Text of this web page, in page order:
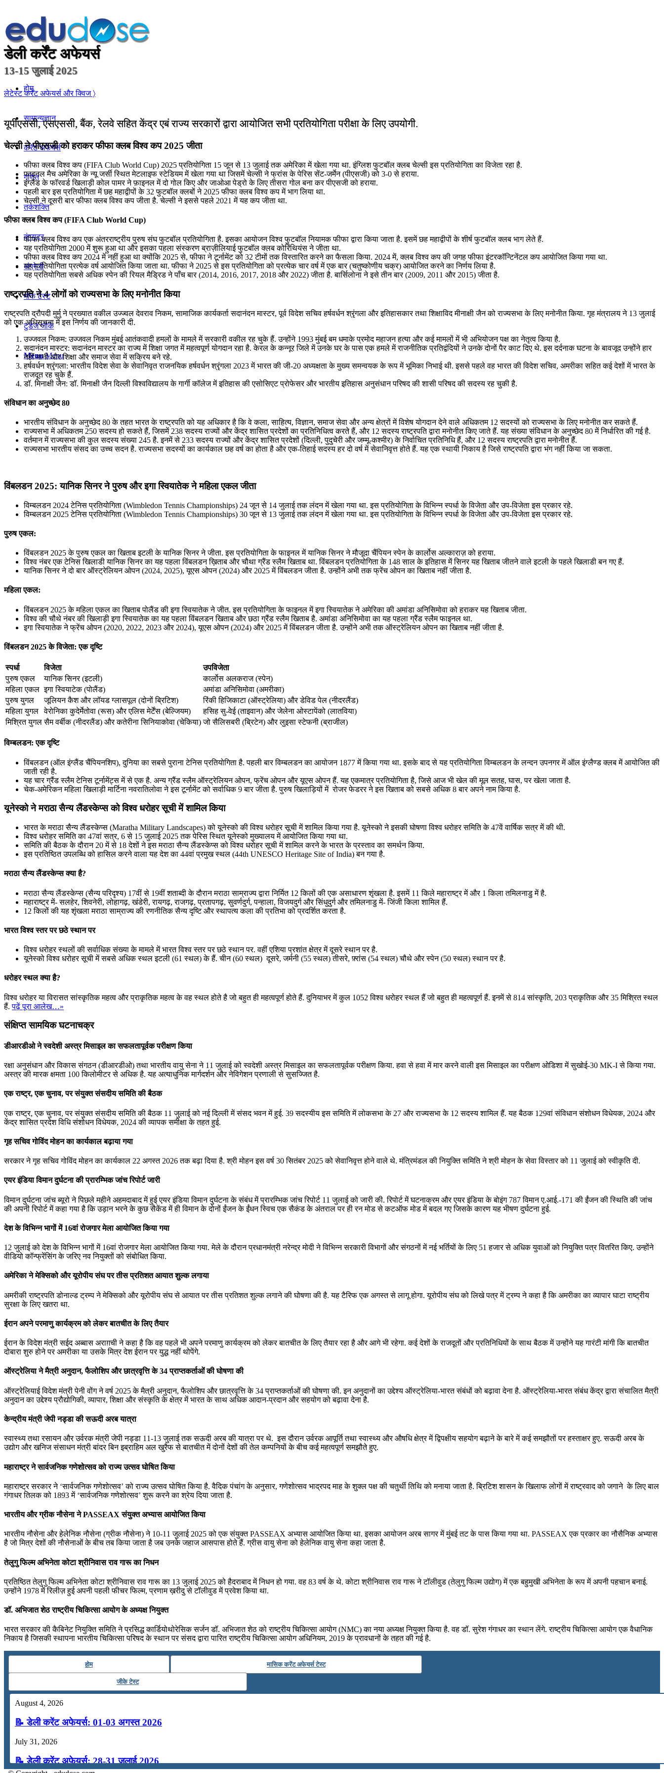
होम
सामान्यज्ञान
करेंट अफेयर्स
गणित
तर्कशक्ति
कंप्यूटर
अंग्रेजी
मॉक टेस्ट
टुडेज जीके
Menu Menu
डेली कर्रेंट अफेयर्स
13-15 जुलाई 2025
लेटेस्ट कर्रेंट अफेयर्स और क्विज 〉
यूपीएससी, एसएससी, बैंक, रेलवे सहित केंद्र एबं राज्य सरकारों द्वारा आयोजित सभी प्रतियोगिता परीक्षा के लिए उपयोगी.
चेल्सी ने पीएसजी को हराकर फीफा क्लब विश्व कप 2025 जीता
फीफा क्लब विश्व कप (FIFA Club World Cup) 2025 प्रतियोगिता 15 जून से 13 जुलाई तक अमेरिका में खेला गया था. इंग्लिश फुटबॉल क्लब चेल्सी इस प्रतियोगिता का विजेता रहा है.
फाइनल मैच अमेरिका के न्यू जर्सी स्थित मेटलाइफ स्टेडियम में खेला गया था जिसमें चेल्सी ने फ्रांस के पेरिस सेंट-जर्मेन (पीएसजी) को 3-0 से हराया.
इंग्लैंड के फॉरवर्ड खिलाड़ी कोल पामर ने फ़ाइनल में दो गोल किए और जाओआ पेड्रो के लिए तीसरा गोल बना कर पीएसजी को हराया.
पहली बार इस प्रतियोगिता में छह महाद्वीपों के 32 फुटबॉल क्लबों ने 2025 फीफा क्लब विश्व कप में भाग लिया था.
चेल्सी ने दूसरी बार फीफा क्लब विश्व कप जीता है. चेल्सी ने इससे पहले 2021 में यह कप जीता था.
फीफा क्लब विश्व कप (FIFA Club World Cup)
फीफा क्लब विश्व कप एक अंतरराष्ट्रीय पुरुष संघ फुटबॉल प्रतियोगिता है. इसका आयोजन विश्व फुटबॉल नियामक फीफा द्वारा किया जाता है. इसमें छह महाद्वीपों के शीर्ष फुटबॉल क्लब भाग लेते हैं.
यह प्रतियोगिता 2000 में शुरू हुआ था और इसका पहला संस्करण ब्राज़ीलियाई फुटबॉल क्लब कोरिंथियंस ने जीता था.
फीफा क्लब विश्व कप 2024 में नहीं हुआ था क्योंकि 2025 से, फीफा ने टूर्नामेंट को 32 टीमों तक विस्तारित करने का फैसला किया. 2024 में, क्लब विश्व कप की जगह फीफा इंटरकॉन्टिनेंटल कप आयोजित किया गया था.
यह प्रतियोगिता प्रत्येक वर्ष आयोजित किया जाता था. फीफा ने 2025 से इस प्रतियोगिता को प्रत्येक चार वर्ष में एक बार (चतुष्कोणीय चक्र) आयोजित करने का निर्णय लिया है.
यह प्रतियोगिता सबसे अधिक स्पेन की रियल मैड्रिड ने पाँच बार (2014, 2016, 2017, 2018 और 2022) जीता है. बार्सिलोना ने इसे तीन बार (2009, 2011 और 2015) जीता है.
राष्ट्रपति ने 4 लोगों को राज्यसभा के लिए मनोनीत किया
राष्ट्रपति द्रौपदी मुर्मु ने प्रख्यात वकील उज्ज्वल देवराव निकम, सामाजिक कार्यकर्ता सदानंदन मास्टर, पूर्व विदेश सचिव हर्षवर्धन श्रृंगला और इतिहासकार तथा शिक्षाविद मीनाक्षी जैन को राज्यसभा के लिए मनोनीत किया. गृह मंत्रालय ने 13 जुलाई
को एक अधिसूचना में इस निर्णय की जानकारी दी.
उज्जवल निकम: उज्जवल निकम मुंबई आतंकवादी हमलों के मामले में सरकारी वकील रह चुके हैं. उन्होंने 1993 मुंबई बम धमाके प्रमोद महाजन हत्या और कई मामलों में भी अभियोजन पक्ष का नेतृत्व किया है.
सदानंदन मास्टर: सदानंदन मास्टर का राज्य में शिक्षा जगत में महत्वपूर्ण योगदान रहा है. केरल के कन्नूर जिले में उनके घर के पास एक हमले में राजनीतिक प्रतिद्वंदियों ने उनके दोनों पैर काट दिए थे. इस दर्दनाक घटना के बावजूद उन्होंने हार
नहीं मानी और शिक्षा और समाज सेवा में सक्रिय बने रहे.
हर्षवर्धन श्रृंगला: भारतीय विदेश सेवा के सेवानिवृत राजनयिक हर्षवर्धन श्रृंगला 2023 में भारत की जी-20 अध्यक्षता के मुख्य समन्वयक के रूप में भूमिका निभाई थी. इससे पहले वह भारत की विदेश सचिव, अमरीका सहित कई देशों में भारत के
राजदूत रह चुके हैं.
डॉ. मिनाक्षी जैन: डॉ. मिनाक्षी जैन दिल्‍ली विश्वविद्यालय के गार्गी कॉलेज में इतिहास की एसोसिएट प्रोफेसर और भारतीय इतिहास अनुसंधान परिषद की शासी परिषद की सदस्य रह चुकी है.
संविधान का अनुच्छेद 80
भारतीय संविधान के अनुच्छेद 80 के तहत भारत के राष्ट्रपति को यह अधिकार है कि वे कला, साहित्य, विज्ञान, समाज सेवा और अन्य क्षेत्रों में विशेष योगदान देने वाले अधिकतम 12 सदस्यों को राज्यसभा के लिए मनोनीत कर सकते हैं.
राज्‍यसभा में अधिकतम 250 सदस्‍य हो सकते हैं, जिसमें 238 सदस्य राज्यों और केंद्र शासित प्रदेशों का प्रतिनिधित्व करते हैं, और 12 सदस्य राष्ट्रपति द्वारा मनोनीत किए जाते हैं. यह संख्या संविधान के अनुच्छेद 80 में निर्धारित की गई है.
वर्तमान में राज्यसभा की कुल सदस्य संख्या 245 है. इनमें से 233 सदस्य राज्यों और केंद्र शासित प्रदेशों (दिल्ली, पुदुचेरी और जम्मू-कश्मीर) के निर्वाचित प्रतिनिधि हैं, और 12 सदस्य राष्ट्रपति द्वारा मनोनीत हैं.
राज्यसभा भारतीय संसद का उच्च सदन है. राज्यसभा सदस्यों का कार्यकाल छह वर्ष का होता है और एक-तिहाई सदस्य हर दो वर्ष में सेवानिवृत्त होते हैं. यह एक स्थायी निकाय है जिसे राष्ट्रपति द्वारा भंग नहीं किया जा सकता.
विंबलडन 2025: यानिक सिनर ने पुरुष और इगा स्वियातेक ने महिला एकल जीता
विम्बलडन 2024 टेनिस प्रतियोगिता (Wimbledon Tennis Championships) 24 जून से 14 जुलाई तक लंदन में खेला गया था. इस प्रतियोगिता के विभिन्न स्पर्धा के विजेता और उप-विजेता इस प्रकार रहे.
विम्बलडन 2025 टेनिस प्रतियोगिता (Wimbledon Tennis Championships) 30 जून से 13 जुलाई तक लंदन में खेला गया था. इस प्रतियोगिता के विभिन्न स्पर्धा के विजेता और उप-विजेता इस प्रकार रहे.
पुरुष एकल:
विंबलडन 2025 के पुरुष एकल का खिताब इटली के यानिक सिनर ने जीता. इस प्रतियोगिता के फाइनल में यानिक सिनर ने मौजूदा चैंपियन स्पेन के कार्लोस अल्काराज़ को हराया.
विश्व नंबर एक टेनिस खिलाडी यानिक सिनर का यह पहला विंबलडन ख़िताब और चौथा ग्रैंड स्लैम खिताब था. विंबलडन प्रतियोगिता के 148 साल के इतिहास में सिनर यह खिताब जीतने वाले इटली के पहले खिलाडी बन गए हैं.
यानिक सिनर ने दो बार ऑस्ट्रेलियन ओपन (2024, 2025), यूएस ओपन (2024) और 2025 में विंबलडन जीता है. उन्होंने अभी तक फ्रेंच ओपन का खिताब नहीं जीता है.
महिला एकल:
विंबलडन 2025 के महिला एकल का खिताब पोलैंड की इगा स्वियातेक ने जीत. इस प्रतियोगिता के फाइनल में इगा स्वियातेक ने अमेरिका की अमांडा अनिसिमोवा को हराकर यह खिताब जीता.
विश्व की चौथे नंबर की खिलाड़ी इगा स्वियातेक का यह पहला विंबलडन खिताब और छठा ग्रैंड स्लैम खिताब है. अमांडा अनिसिमोवा का यह पहला ग्रैंड स्लैम फाइनल था.
इगा स्वियातेक ने फ्रेंच ओपन (2020, 2022, 2023 और 2024), यूएस ओपन (2024) और 2025 में विंबलडन जीता है. उन्होंने अभी तक ऑस्ट्रेलियन ओपन का खिताब नहीं जीता है.
विंबलडन 2025 के विजेता: एक दृष्टि
स्पर्धा विजेता
उपविजेता
पुरुष एकल
यानिक सिनर (इटली)
कार्लोस अलकराज (स्पेन)
महिला एकल इगा स्वियाटेक (पोलैंड)
अमांडा अनिसिमोवा (अमरीका)
पुरुष युगल
जूलियन कैश और लॉयड ग्लासपूल (दोनों ब्रिटिश)
रिंकी हिजिकाटा (ऑस्ट्रेलिया) और डेविड पेल (नीदरलैंड)
महिला युगल
वेरोनिका कुदेर्मेतोवा (रूस) और एलिस मेर्टेंस (बेल्जियम)
हसिह सु-वेई (ताइवान) और जेलेना ओस्टापेंको (लातविया)
मिश्रित युगल सैम वर्बीक (नीदरलैंड) और कतेरीना सिनियाकोवा (चेकिया) जो सैलिसबरी (ब्रिटेन) और लुइसा स्टेफनी (ब्राजील)
विम्बलडन: एक दृष्टि
विंबलडन (ऑल इंग्लैंड चैंपियनशिप), दुनिया का सबसे पुराना टेनिस प्रतियोगिता है. पहली बार विम्बलडन का आयोजन 1877 में किया गया था. इसके बाद से यह प्रतियोगिता विम्बलडन के लन्दन उपनगर में ऑल इंग्लैण्ड क्लब में आयोजित की
जाती रही है.
यह चार ग्रैंड स्लैम टेनिस टूर्नामेंट्स में से एक है. अन्य ग्रैंड स्लैम ऑस्ट्रेलियन ओपन, फ्रेंच ओपन और यूएस ओपन हैं. यह एकमात्र प्रतियोगिता है, जिसे आज भी खेल की मूल सतह, घास, पर खेला जाता है.
चेक-अमेरिकन महिला खिलाड़ी मार्टिना नवरातिलोवा ने इस टूर्नामेंट को सर्वाधिक 9 बार जीता है. पुरुष खिलाड़ियों में रोजर फेडरर ने इस खिताब को सबसे अधिक 8 बार अपने नाम किया है.
यूनेस्को ने मराठा सैन्य लैंडस्केप्स को विश्व धरोहर सूची में शामिल किया
भारत के मराठा सैन्य लैंडस्केप्स (Maratha Military Landscapes) को यूनेस्को की विश्व धरोहर सूची में शामिल किया गया है. यूनेस्को ने इसकी घोषणा विश्व धरोहर समिति के 47वें वार्षिक सत्र में की थी.
विश्व धरोहर समिति का 47वां सत्र, 6 से 15 जुलाई 2025 तक पेरिस स्थित यूनेस्को मुख्यालय में आयोजित किया गया था.
समिति की बैठक के दौरान 20 में से 18 देशों ने इस मराठा सैन्य लैंडस्केप्स को विश्व धरोहर सूची में शामिल करने के भारत के प्रस्ताव का समर्थन किया.
इस प्रतिष्ठित उपलब्धि को हासिल करने वाला यह देश का 44वां प्रमुख स्थल (44th UNESCO Heritage Site of India) बन गया है.
मराठा सैन्य लैंडस्केप्स क्या है?
मराठा सैन्य लैंडस्केप्स (सैन्य परिदृश्य) 17वीं से 19वीं शताब्दी के दौरान मराठा साम्राज्य द्वारा निर्मित 12 किलों की एक असाधारण शृंखला है. इसमें 11 किले महाराष्ट्र में और 1 किला तमिलनाडु में है.
महाराष्ट्र में- सलहेर, शिवनेरी, लोहागढ़, खंडेरी, रायगढ़, राजगढ़, प्रतापगढ़, सुवर्णदुर्ग, पन्हाला, विजयदुर्ग और सिंधुदुर्ग और तमिलनाडु में- जिंजी किला शामिल हैं.
12 किलों की यह शृंखला मराठा साम्राज्य की रणनीतिक सैन्य दृष्टि और स्थापत्य कला की प्रतिभा को प्रदर्शित करता है.
भारत विश्व स्तर पर छठे स्थान पर
विश्व धरोहर स्थलों की सर्वाधिक संख्या के मामले में भारत विश्व स्तर पर छठे स्थान पर. वहीं एशिया प्रशांत क्षेत्र में दूसरे स्थान पर है.
यूनेस्को विश्व धरोहर सूची में सबसे अधिक स्थल इटली (61 स्थल) के हैं. चीन (60 स्थल) दूसरे, जर्मनी (55 स्थल) तीसरे, फ़्रांस (54 स्थल) चौथे और स्पेन (50 स्थल) स्थान पर है.
धरोहर स्थल क्या है?
विश्व धरोहर या विरासत सांस्कृतिक महत्व और प्राकृतिक महत्व के वह स्थल होते है जो बहुत ही महत्वपूर्ण होते हैं. दुनियाभर में कुल 1052 विश्व धरोहर स्थल हैं जो बहुत ही महत्वपूर्ण हैं. इनमें से 814 सांस्कृति, 203 प्राकृतिक और 35 मिश्रित स्थल
हैं.पढ़ें पूरा आलेख…»
संक्षिप्त सामयिक घटनाचक्र
डीआरडीओ ने स्वदेशी अस्त्र मिसाइल का सफलतापूर्वक परीक्षण किया
रक्षा अनुसंधान और विकास संगठन (डीआरडीओ) तथा भारतीय वायु सेना ने 11 जुलाई को स्वदेशी अस्त्र मिसाइल का सफलतापूर्वक परीक्षण किया. हवा से हवा में मार करने वाली इस मिसाइल का परीक्षण ओडिशा में सुखोई-30 MK-I से किया गया.
अस्त्र की मारक क्षमता 100 किलोमीटर से अधिक है. यह अत्याधुनिक मार्गदर्शन और नेविगेशन प्रणाली से सुसज्जित है.
एक राष्ट्र, एक चुनाव, पर संयुक्त संसदीय समिति की बैठक
एक राष्ट्र, एक चुनाव, पर संयुक्त संसदीय समिति की बैठक 11 जुलाई को नई दिल्ली में संसद भवन में हुई. 39 सदस्यीय इस समिति में लोकसभा के 27 और राज्यसभा के 12 सदस्य शामिल हैं. यह बैठक 129वां संविधान संशोधन विधेयक, 2024 और
केंद्र शासित प्रदेश विधि संशोधन विधेयक, 2024 की व्यापक समीक्षा के तहत हुई.
गृह सचिव गोविंद मोहन का कार्यकाल बढ़ाया गया
सरकार ने गृह सचिव गोविंद मोहन का कार्यकाल 22 अगस्त 2026 तक बढ़ा दिया है. श्री मोहन इस वर्ष 30 सितंबर 2025 को सेवानिवृत्त होने वाले थे. मंत्रिमंडल की नियुक्ति समिति ने श्री मोहन के सेवा विस्तार को 11 जुलाई को स्‍वीकृति दी.
एयर इंडिया विमान दुर्घटना की प्रारम्भिक जांच रिपोर्ट जारी
विमान दुर्घटना जांच ब्‍यूरो ने पिछले महीने अहमदाबाद में हुई एयर इंडिया विमान दुर्घटना के संबंध में प्रारम्भिक जांच रिपोर्ट 11 जुलाई को जारी की. रिपोर्ट में घटनाक्रम और एयर इंडिया के बोइंग 787 विमान ए.आई.-171 की ईंजन की स्थिति की जांच
की अपनी रिपोर्ट में कहा गया है कि उड़ान भरने के कुछ सैकेंड में ही विमान के दोनों ईंजन के ईंधन स्विच एक सैकंड के अंतराल पर ही रन मोड से कटऑफ मोड में बदल गए जिसके कारण यह भीषण दुर्घटना हुई.
देश के विभिन्‍न भागों में 16वां रोजगार मेला आयोजित किया गया
12 जुलाई को देश के विभिन्‍न भागों में 16वां रोजगार मेला आयोजित किया गया. मेले के दौरान प्रधानमंत्री नरेन्‍द्र मोदी ने विभिन्‍न सरकारी विभागों और संगठनों में नई भर्तियों के लिए 51 हजार से अधिक युवाओं को नियुक्ति पत्र वितरित किए. उन्होंने
वीडियो कॉन्‍फ्रेंसिंग के जरिए नव नियुक्‍तों को संबोधित किया.
अमेरिका ने मेक्सिको और यूरोपीय संघ पर तीस प्रतिशत आयात शुल्‍क लगाया
अमरीकी राष्ट्रपति डोनाल्ड ट्रम्प ने मेक्सिको और यूरोपीय संघ से आयात पर तीस प्रतिशत शुल्‍क लगाने की घोषणा की है. यह टैरिफ एक अगस्त से लागू होगा. यूरोपीय संघ को लिखे पत्र में ट्रम्प ने कहा है कि अमरीका का व्यापार घाटा राष्ट्रीय
सुरक्षा के लिए खतरा था.
ईरान अपने परमाणु कार्यक्रम को लेकर बातचीत के लिए तैयार
ईरान के विदेश मंत्री सईद अब्बास अराग़ची ने कहा है कि वह पहले भी अपने परमाणु कार्यक्रम को लेकर बातचीत के लिए तैयार रहा है और आगे भी रहेगा. कई देशों के राजदूतों और प्रतिनिधियों के साथ बैठक में उन्होंने यह गारंटी मांगी कि बातचीत
दोबारा शुरु होने पर अमरीका या उसके मित्र देश ईरान पर युद्ध नहीं थोपेंगे.
ऑस्ट्रेलिया ने मैत्री अनुदान, फैलोशिप और छात्रवृत्ति के 34 प्राप्तकर्ताओं की घोषणा की
ऑस्ट्रेलियाई विदेश मंत्री पेनी वोंग ने वर्ष 2025 के मैत्री अनुदान, फैलोशिप और छात्रवृत्ति के 34 प्राप्तकर्ताओं की घोषणा की. इन अनुदानों का उद्देश्य ऑस्ट्रेलिया-भारत संबंधों को बढ़ावा देना है. ऑस्ट्रेलिया-भारत संबंध केंद्र द्वारा संचालित मैत्री
अनुदान का उद्देश्य प्रौद्योगिकी, व्यापार, शिक्षा और संस्कृति के क्षेत्र में भारत के साथ अधिक आदान-प्रदान और सहयोग को बढ़ावा देना है.
केन्द्रीय मंत्री जेपी नड्डा की सऊदी अरब यात्रा
स्‍वास्‍थ्‍य तथा रसायन और उर्वरक मंत्री जेपी नड्डा 11-13 जुलाई तक सऊदी अरब की यात्रा पर थे. इस दौरान उर्वरक आपूर्ति तथा स्‍वास्‍थ्‍य और औषधि क्षेत्र में द्विपक्षीय सहयोग बढ़ाने के बारे में कई समझौतों पर हस्ताक्षर हुए. सऊदी अरब के
उद्योग और खनिज संसाधन मंत्री बांदर बिन इब्राहिम अल खुरैफ से बातचीत में दोनों देशों की तेल कम्‍पनियों के बीच कई महत्‍वपूर्ण समझौते हुए.
महाराष्ट्र ने सार्वजनिक गणेशोत्सव को राज्य उत्सव घोषित किया
महाराष्ट्र सरकार ने ‘सार्वजनिक गणेशोत्सव’ को राज्य उत्सव घोषित किया है. वैदिक पंचांग के अनुसार, गणेशोत्सव भाद्रपद माह के शुक्ल पक्ष की चतुर्थी तिथि को मनाया जाता है. ब्रिटिश शासन के खिलाफ लोगों में राष्ट्रवाद को जगाने के लिए बाल
गंगाधर तिलक को 1893 में ‘सार्वजनिक गणेशोत्सव’ शुरू करने का श्रेय दिया जाता है.
भारतीय और ग्रीक नौसेना ने PASSEAX संयुक्त अभ्यास आयोजित किया
भारतीय नौसेना और हेलेनिक नौसेना (ग्रीक नौसेना) ने 10-11 जुलाई 2025 को एक संयुक्त PASSEAX अभ्यास आयोजित किया था. इसका आयोजन अरब सागर में मुंबई तट के पास किया गया था. PASSEAX एक प्रकार का नौसैनिक अभ्यास
है जो मित्र देशों की नौसेनाओं के बीच तब किया जाता है जब उनके जहाज आसपास होते हैं. ग्रीस वायु सेना को हेलेनिक वायु सेना कहा जाता है.
तेलुगु फिल्म अभिनेता कोटा श्रीनिवास राव गारू का निधन
प्रतिष्ठित तेलुगु फिल्म अभिनेता कोटा श्रीनिवास राव गारू का 13 जुलाई 2025 को हैदराबाद में निधन हो गया. वह 83 वर्ष के थे. कोटा श्रीनिवास राव गारू ने टॉलीवुड (तेलुगु फिल्म उद्योग) में एक बहुमुखी अभिनेता के रूप में अपनी पहचान बनाई.
उन्होंने 1978 में रिलीज़ हुई अपनी पहली फीचर फिल्म, प्रणाम ख़रीदु से टॉलीवुड में प्रवेश किया था.
डॉ. अभिजात शेठ राष्ट्रीय चिकित्सा आयोग के अध्यक्ष नियुक्त
भारत सरकार की कैबिनेट नियुक्ति समिति ने प्रसिद्ध कार्डियोथोरेसिक सर्जन डॉ. अभिजात शेठ को राष्ट्रीय चिकित्सा आयोग (NMC) का नया अध्यक्ष नियुक्त किया है. वह डॉ. सुरेश गंगाधर का स्थान लेंगे. राष्ट्रीय चिकित्सा आयोग एक वैधानिक
निकाय है जिसकी स्थापना भारतीय चिकित्सा परिषद के स्थान पर संसद द्वारा पारित राष्ट्रीय चिकित्सा आयोग अधिनियम, 2019 के प्रावधानों के तहत की गई है.
होम मासिक करेंट अफेयर्स टेस्ट
जीके टेस्ट
August 4, 2026
📝 डेली करेंट अफेयर्स: 01-03 अगस्त 2026
July 31, 2026
📝 डेली करेंट अफेयर्स: 28-31 जुलाई 2026